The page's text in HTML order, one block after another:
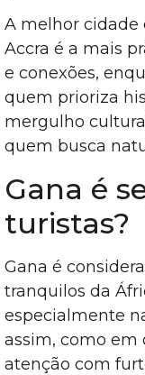
A melhor cidade
Accra é a mais
e conexões,
quem prioriza
mergulho
quem busca
Gana é
turistas?
Gana é
tranquilos da
especialmente
assim, como
atenção com